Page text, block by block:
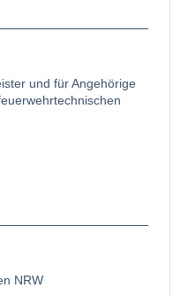
und für Angehörige
NRW